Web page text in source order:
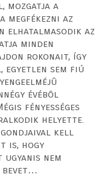
mozgatja a
az
elhatalmasodik az
minden
rokonait, így
egyetlen sem fiú
évébõl
fényességes
helyette.
gondjaival kell
is, hogy
nem
bevet…